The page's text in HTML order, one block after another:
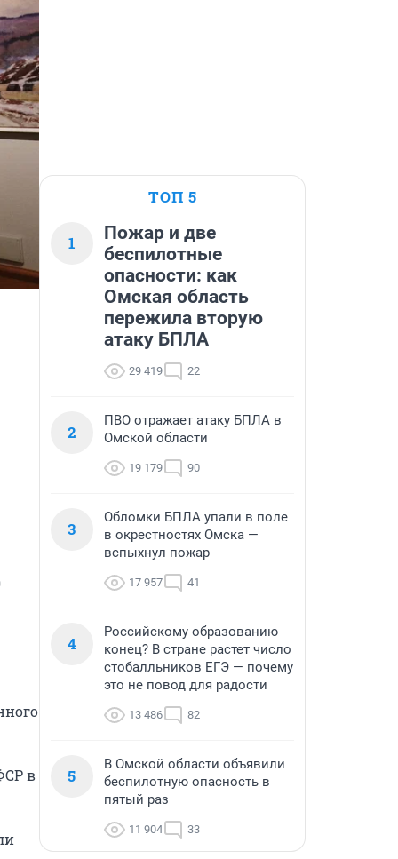
в
ТОП 5
1
Пожар и две
беспилотные
опасности: как
Омская область
пережила вторую
атаку БПЛА
29 419 22
2
ПВО отражает атаку БПЛА в
Омской области
19 179 90
3
Обломки БПЛА упали в поле
в окрестностях Омска —
вспыхнул пожар
17 957 41
4
Российскому образованию
конец? В стране растет число
стобалльников ЕГЭ — почему
это не повод для радости
13 486 82
5
В Омской области объявили
беспилотную опасность в
пятый раз
11 904 33